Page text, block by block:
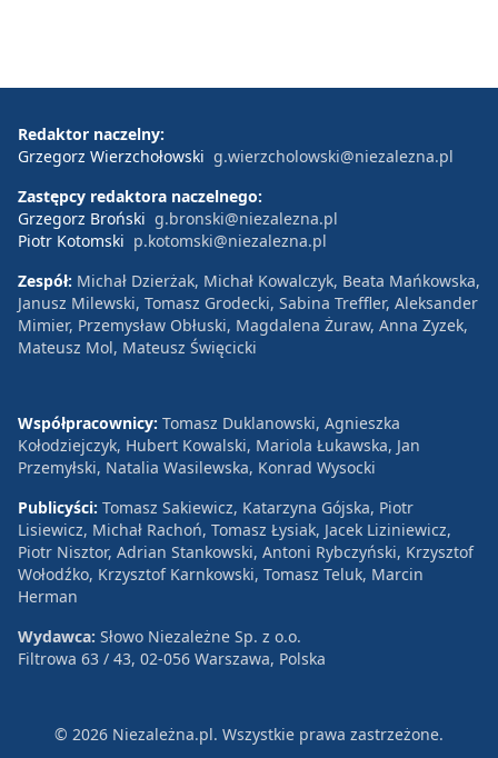
Redaktor naczelny:
Grzegorz Wierzchołowski g.wierzcholowski@niezalezna.pl
Zastępcy redaktora naczelnego:
Grzegorz Broński g.bronski@niezalezna.pl
Piotr Kotomski p.kotomski@niezalezna.pl
Zespół: Michał Dzierżak, Michał Kowalczyk, Beata Mańkowska,
Janusz Milewski, Tomasz Grodecki, Sabina Treffler, Aleksander
Mimier, Przemysław Obłuski, Magdalena Żuraw, Anna Zyzek,
Mateusz Mol, Mateusz Święcicki
Współpracownicy: Tomasz Duklanowski, Agnieszka
Kołodziejczyk, Hubert Kowalski, Mariola Łukawska, Jan
Przemyłski, Natalia Wasilewska, Konrad Wysocki
Publicyści: Tomasz Sakiewicz, Katarzyna Gójska, Piotr
Lisiewicz, Michał Rachoń, Tomasz Łysiak, Jacek Liziniewicz,
Piotr Nisztor, Adrian Stankowski, Antoni Rybczyński, Krzysztof
Wołodźko, Krzysztof Karnkowski, Tomasz Teluk, Marcin
Herman
Wydawca: Słowo Niezależne Sp. z o.o.
Filtrowa 63 / 43, 02-056 Warszawa, Polska
© 2026 Niezależna.pl. Wszystkie prawa zastrzeżone.